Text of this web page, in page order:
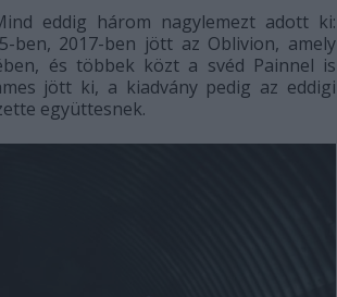
eddig három nagylemezt adott ki:
ben, 2017-ben jött az Oblivion, amely
és többek közt a svéd Painnel is
jött ki, a kiadvány pedig az eddigi
együttesnek.